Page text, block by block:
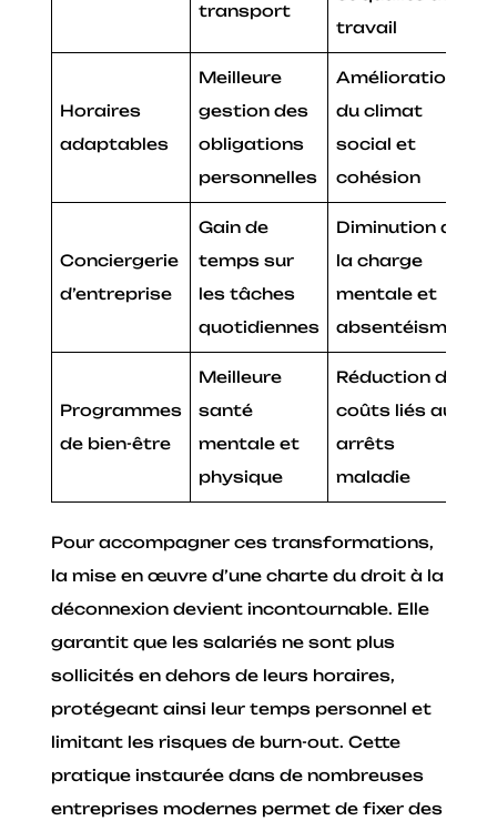
transport
travail
Horaires
adaptables
Meilleure
gestion des
obligations
personnelles
Amélioration
du climat
social et
cohésion
Conciergerie
d’entreprise
Gain de
temps sur
les tâches
quotidiennes
Diminution de
la charge
mentale et
absentéisme
Programmes
de bien-être
Meilleure
santé
mentale et
physique
Réduction des
coûts liés aux
arrêts
maladie
Pour accompagner ces transformations,
la mise en œuvre d’une charte du droit à la
déconnexion devient incontournable. Elle
garantit que les salariés ne sont plus
sollicités en dehors de leurs horaires,
protégeant ainsi leur temps personnel et
limitant les risques de burn-out. Cette
pratique instaurée dans de nombreuses
entreprises modernes permet de fixer des